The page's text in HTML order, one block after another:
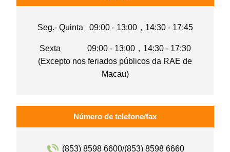
Seg.- Quinta 09:00 - 13:00，14:30 - 17:45
Sexta 09:00 - 13:00，14:30 - 17:30
(Excepto nos feriados públicos da RAE de
Macau)
Número de telefone/fax
(853) 8598 6600/(853) 8598 6660